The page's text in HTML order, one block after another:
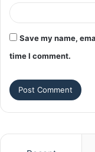
Save my name,
time I comment.